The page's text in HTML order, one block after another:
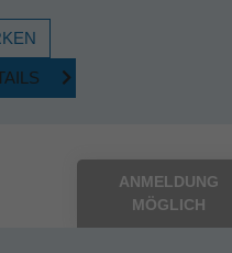
ANMELDUNG
MÖGLICH